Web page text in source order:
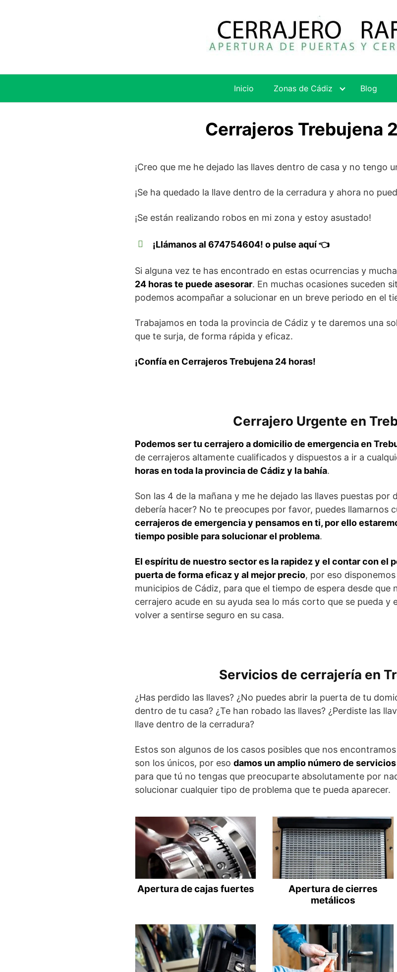
Inicio Zonas de Cádiz Blog
Cerrajeros Trebujena
¡Creo que me he dejado las llaves dentro de casa y no tengo
¡Se ha quedado la llave dentro de la cerradura y ahora no
¡Se están realizando robos en mi zona y estoy asustado!
¡Llámanos al 674754604! o pulse aquí 👈
Si alguna vez te has encontrado en estas ocurrencias y
24 horas te puede asesorar. En muchas ocasiones suceden
podemos acompañar a solucionar en un breve periodo en el
Trabajamos en toda la provincia de Cádiz y te daremos una
que te surja, de forma rápida y eficaz.
¡Confía en Cerrajeros Trebujena 24 horas!
Cerrajero Urgente en
Podemos ser tu cerrajero a domicilio de emergencia en
de cerrajeros altamente cualificados y dispuestos a ir a
horas en toda la provincia de Cádiz y la bahía.
Son las 4 de la mañana y me he dejado las llaves puestas por
debería hacer? No te preocupes por favor, puedes llamarnos
cerrajeros de emergencia y pensamos en ti, por ello
tiempo posible para solucionar el problema.
El espíritu de nuestro sector es la rapidez y el contar con el
puerta de forma eficaz y al mejor precio, por eso
municipios de Cádiz, para que el tiempo de espera desde que
cerrajero acude en su ayuda sea lo más corto que se pueda y
volver a sentirse seguro en su casa.
Servicios de cerrajería en
¿Has perdido las llaves? ¿No puedes abrir la puerta de tu
dentro de tu casa? ¿Te han robado las llaves? ¿Perdiste las
llave dentro de la cerradura?
Estos son algunos de los casos posibles que nos
son los únicos, por eso damos un amplio número de
para que tú no tengas que preocuparte absolutamente por
solucionar cualquier tipo de problema que te pueda aparecer.
Apertura de cajas fuertes
Apertura de cierres
metálicos